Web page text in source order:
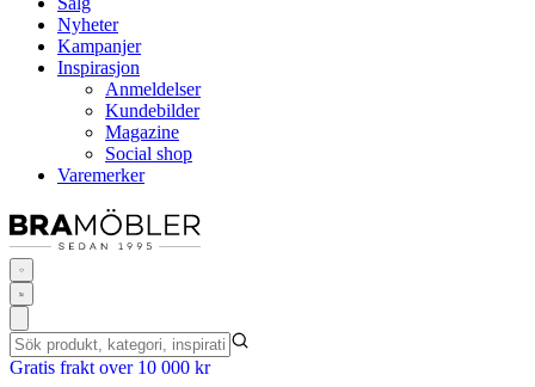
Nyheter
Kampanjer
Inspirasjon
Anmeldelser
Kundebilder
Magazine
Social shop
Varemerker
Gratis frakt over 10 000 kr